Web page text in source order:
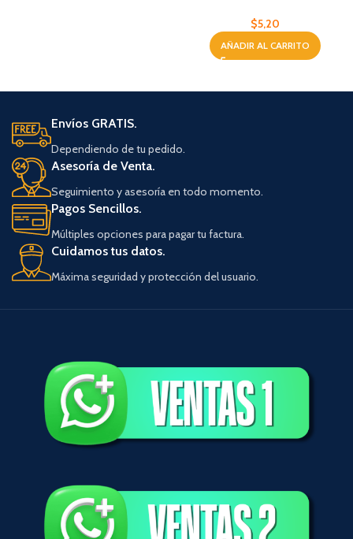
$5,20
AÑADIR AL CARRITO
Envíos GRATIS.
Dependiendo de tu pedido.
Asesoría de Venta.
Seguimiento y asesoría en todo momento.
Pagos Sencillos.
Múltiples opciones para pagar tu factura.
Cuidamos tus datos.
Máxima seguridad y protección del usuario.